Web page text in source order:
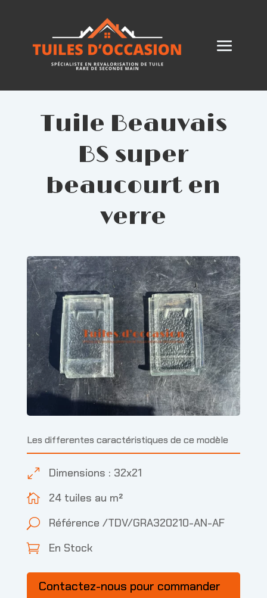
Tuile Beauvais
BS super
beaucourt en
verre
Les differentes caractéristiques de ce modèle
0 Dimensions : 32x21
 24 tuiles au m²
U Référence /TDV/GRA320210-AN-AF
 En Stock
Contactez-nous pour commander